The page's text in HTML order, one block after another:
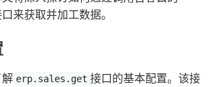
来获取并加工数据。
erp.sales.get 接口的基本配置。该接